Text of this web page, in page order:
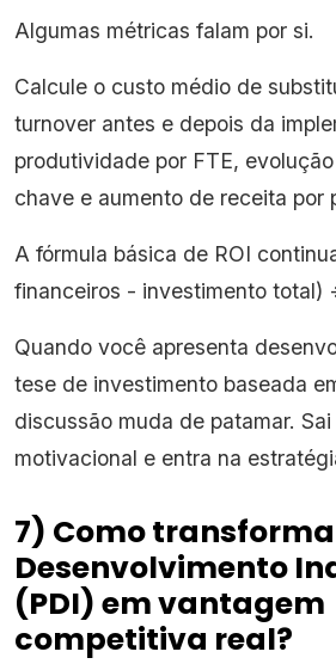
Algumas métricas falam por si.
Calcule o custo médio de
turnover antes e depois da
produtividade por FTE,
chave e aumento de receita por
A fórmula básica de ROI
financeiros - investimento total)
Quando você apresenta
tese de investimento baseada
discussão muda de patamar.
motivacional e entra na
7) Como
Desenvolvimento
(PDI) em vantagem
competitiva real?